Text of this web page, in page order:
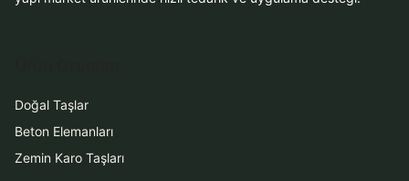
Doğal Taşlar
Beton Elemanları
Zemin Karo Taşları